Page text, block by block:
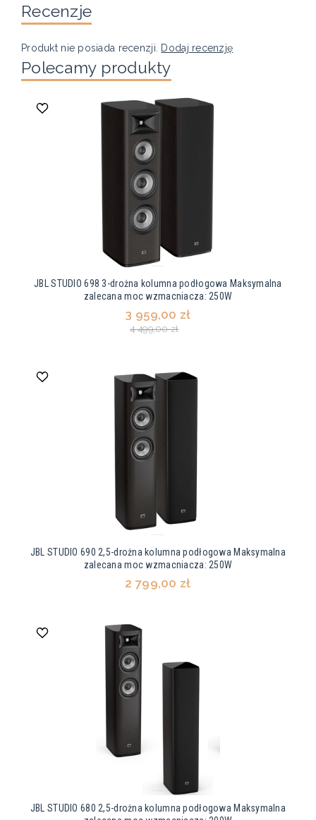
Recenzje
Produkt nie posiada recenzji. Dodaj recenzję
Polecamy produkty
JBL STUDIO 698 3-drożna kolumna podłogowa Maksymalna
zalecana moc wzmacniacza: 250W
3 959,00 zł
4 499,00 zł
JBL STUDIO 690 2,5-drożna kolumna podłogowa Maksymalna
zalecana moc wzmacniacza: 250W
2 799,00 zł
JBL STUDIO 680 2,5-drożna kolumna podłogowa Maksymalna